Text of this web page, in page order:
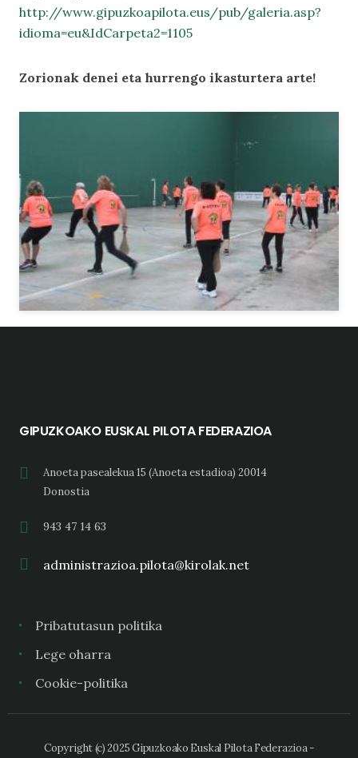
http://www.gipuzkoapilota.eus/pub/galeria.asp?
idioma=eu&IdCarpeta2=1105
Zorionak denei eta hurrengo ikasturtera arte!
GIPUZKOAKO EUSKAL PILOTA FEDERAZIOA
Anoeta pasealekua 15 (Anoeta estadioa) 20014
Donostia
943 47 14 63
administrazioa.pilota@kirolak.net
Pribatutasun politika
Lege oharra
Cookie-politika
Copyright (c) 2025 Gipuzkoako Euskal Pilota Federazioa -